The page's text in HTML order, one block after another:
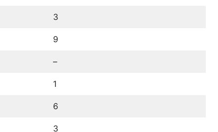
3
9
–
1
6
3